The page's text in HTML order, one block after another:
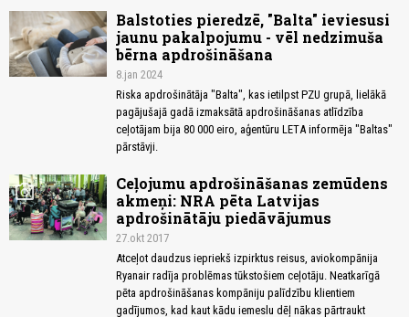
Balstoties pieredzē, "Balta" ieviesusi
jaunu pakalpojumu - vēl nedzimuša
bērna apdrošināšana
8.jan 2024
Riska apdrošinātāja "Balta", kas ietilpst PZU grupā, lielākā
pagājušajā gadā izmaksātā apdrošināšanas atlīdzība
ceļotājam bija 80 000 eiro, aģentūru LETA informēja "Baltas"
pārstāvji.
photo_camera
Ceļojumu apdrošināšanas zemūdens
akmeņi: NRA pēta Latvijas
apdrošinātāju piedāvājumus
27.okt 2017
Atceļot daudzus iepriekš izpirktus reisus, aviokompānija
Ryanair radīja problēmas tūkstošiem ceļotāju. Neatkarīgā
pēta apdrošināšanas kompāniju palīdzību klientiem
gadījumos, kad kaut kādu iemeslu dēļ nākas pārtraukt